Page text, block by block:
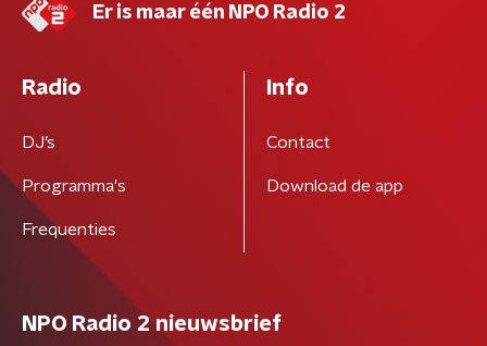
Er is maar één NPO Radio 2
Radio
DJ’s
Programma's
Frequenties
Info
Contact
Download de app
NPO Radio 2 nieuwsbrief